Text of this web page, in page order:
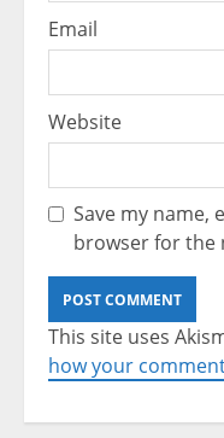
Email
Website
Save my name,
browser for the
This site uses
how your